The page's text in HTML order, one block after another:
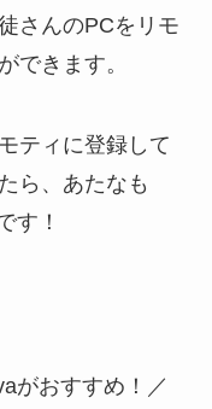
さんのPCをリモ
できます。
ティに登録して
ら、あたなも
す！
がおすすめ！／